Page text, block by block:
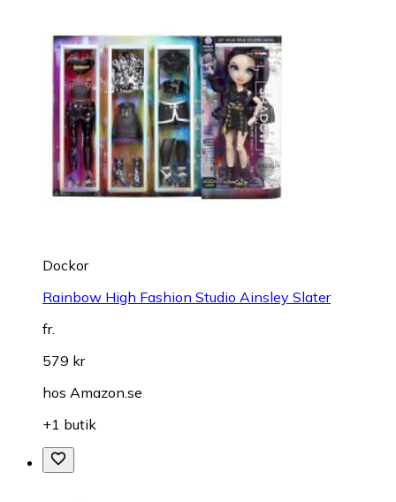
Dockor
Rainbow High Fashion Studio Ainsley Slater
fr.
579 kr
hos Amazon.se
+1 butik